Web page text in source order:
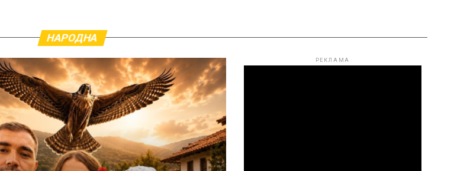
НАРОДНА
РЕКЛАМА